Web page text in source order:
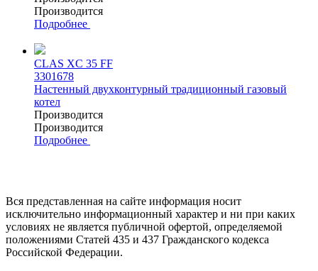
Производится
Подробнее
CLAS XC 35 FF
3301678
Настенный двухконтурный традиционный газовый
котел
Производится
Производится
Подробнее
Вся представленная на сайте информация носит
исключительно информационный характер и ни при каких
условиях не является публичной офертой, определяемой
положениями Статей 435 и 437 Гражданского кодекса
Российской Федерации.